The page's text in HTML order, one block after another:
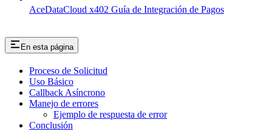
AceDataCloud x402 Guía de Integración de Pagos
En esta página
Proceso de Solicitud
Uso Básico
Callback Asíncrono
Manejo de errores
Ejemplo de respuesta de error
Conclusión